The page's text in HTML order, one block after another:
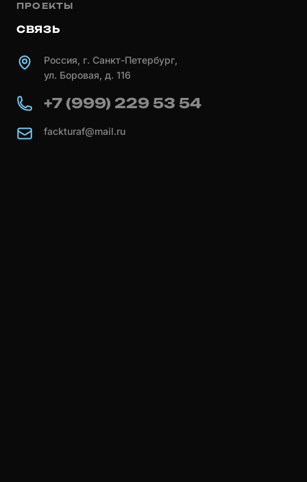
ПРОЕКТЫ
СВЯЗЬ
Россия, г. Санкт-Петербург,
ул. Боровая, д. 116
+7 (999) 229 53 54
fackturaf@mail.ru